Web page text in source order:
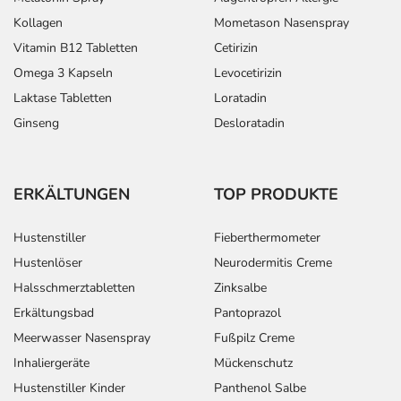
Kollagen
Vitamin B12 Tabletten
Omega 3 Kapseln
Laktase Tabletten
Ginseng
Mometason Nasenspray
Cetirizin
Levocetirizin
Loratadin
Desloratadin
ERKÄLTUNGEN
Hustenstiller
Hustenlöser
Halsschmerztabletten
Erkältungsbad
Meerwasser Nasenspray
Inhaliergeräte
Hustenstiller Kinder
TOP PRODUKTE
Fieberthermometer
Neurodermitis Creme
Zinksalbe
Pantoprazol
Fußpilz Creme
Mückenschutz
Panthenol Salbe